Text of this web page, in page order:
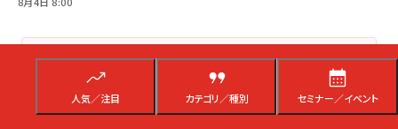
人気／注目 カテゴリ／種別 セミナー／イベント
新着記事をもっと見る